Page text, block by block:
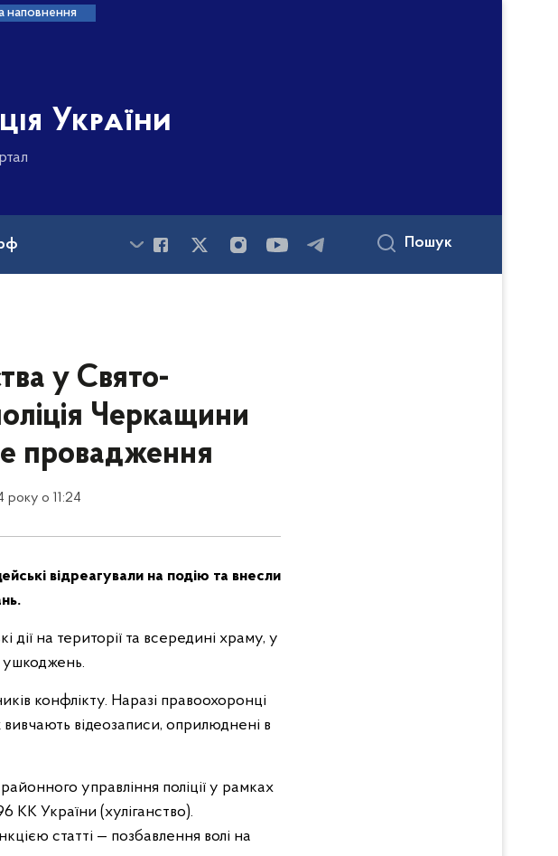
наповнення
України
Пошук
у Свято-
Черкащини
провадження
року о 11:24
відреагували на подію та внесли
дії на території та всередині храму, у
ушкоджень.
конфлікту. Наразі правоохоронці
вивчають відеозаписи, оприлюднені в
управління поліції у рамках
КК України (хуліганство).
статті — позбавлення волі на